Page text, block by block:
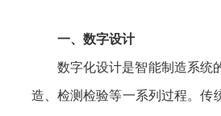
一、数字设计
数字化设计是智能制造系统
造、检测检验等一系列过程。传